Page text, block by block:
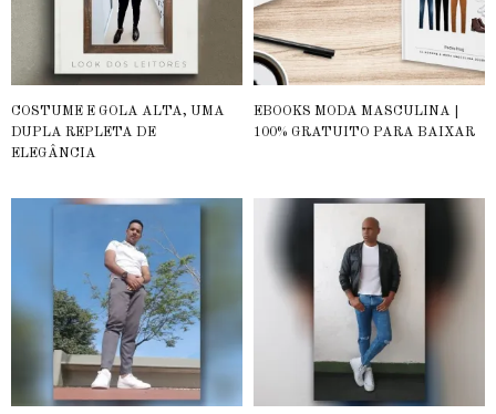
COSTUME E GOLA ALTA, UMA
DUPLA REPLETA DE
ELEGÂNCIA
EBOOKS MODA MASCULINA |
100% GRATUITO PARA BAIXAR